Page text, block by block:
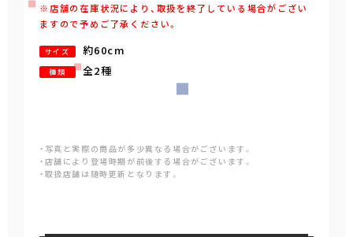
※店舗の在庫状況により、取扱を終了している場合がござい
ますので予めご了承ください。
サイズ 約60cm
種類 全2種
・写真と実際の商品が多少異なる場合がございます。
・店舗により登場時期が前後する場合がございます。
・取扱店舗は随時更新となります。